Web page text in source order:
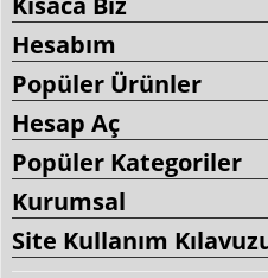
Hesabım
Popüler Ürünler
Hesap Aç
Popüler Kategoriler
Kurumsal
Site Kullanım